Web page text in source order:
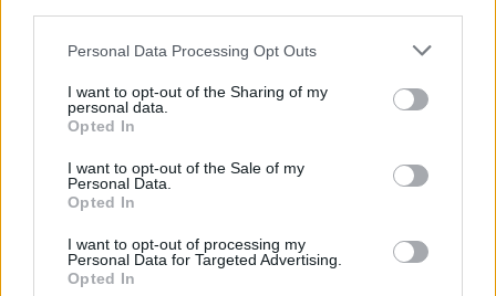
Please note that this website/app uses one or more Google
not limited to your visit or usage behaviour. You may click to
grant or deny consent to Google and its third-party tags to
use your data for below specified purposes in below Google
consent section.
Personal Data Processing Opt Outs
I want to opt-out of the Sharing of my
personal data.
Opted In
I want to opt-out of the Sale of my
Personal Data.
Opted In
I want to opt-out of processing my
Personal Data for Targeted Advertising.
Opted In
Corso di laurea triennale in Economia e Finanza: sbocchi
professionali e obiettivi formativi